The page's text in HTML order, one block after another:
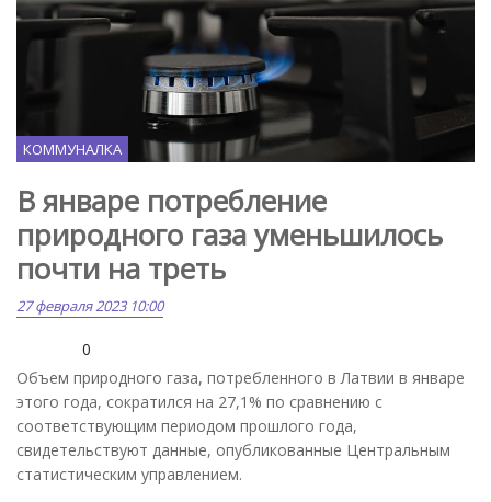
КОММУНАЛКА
В январе потребление
природного газа уменьшилось
почти на треть
27 февраля 2023 10:00
0
Объем природного газа, потребленного в Латвии в январе
этого года, сократился на 27,1% по сравнению с
соответствующим периодом прошлого года,
свидетельствуют данные, опубликованные Центральным
статистическим управлением.